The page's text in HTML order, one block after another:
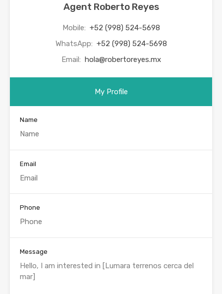
Agent Roberto Reyes
Mobile: +52 (998) 524-5698
WhatsApp: +52 (998) 524-5698
Email: hola@robertoreyes.mx
My Profile
Name
Email
Phone
Message